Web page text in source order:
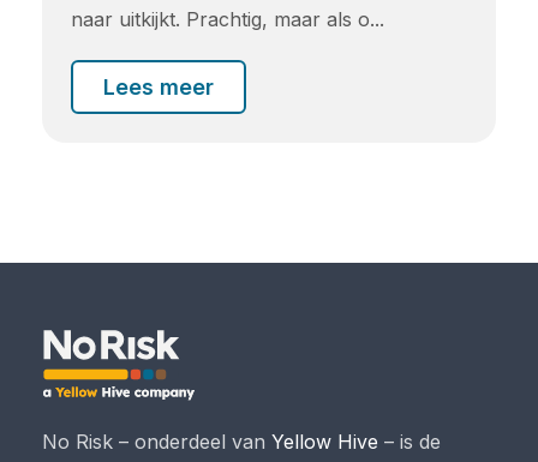
naar uitkijkt. Prachtig, maar als o...
Lees meer
No Risk – onderdeel van Yellow Hive – is de